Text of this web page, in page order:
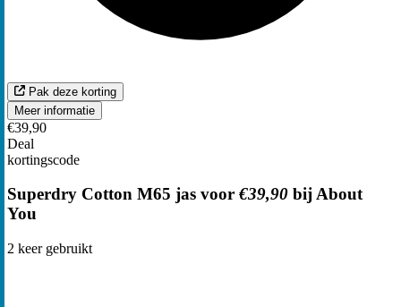
Pak deze korting
Meer informatie
€39,90
Deal
kortingscode
Superdry Cotton M65 jas voor €39,90 bij About
You
2 keer gebruikt